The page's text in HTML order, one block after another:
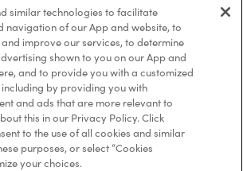
similar technologies to facilitate
navigation of our App and website, to
improve our services, to determine
shown to you on our App and
and to provide you with a customized
including by providing you with
and ads that are more relevant to
this in our Privacy Policy. Click
to the use of all cookies and similar
purposes, or select “Cookies
your choices.